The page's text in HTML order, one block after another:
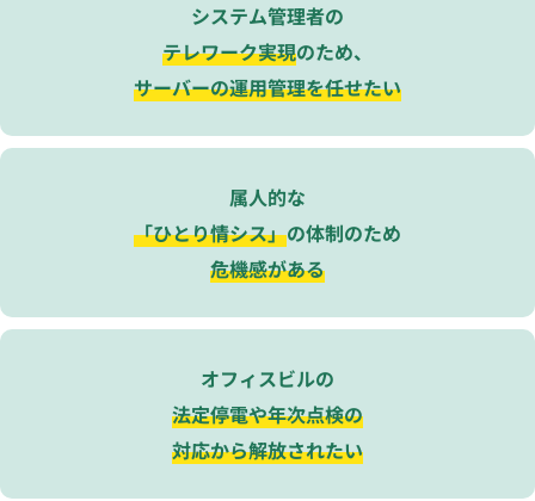
システム管理者の
テレワーク実現のため、
サーバーの運用管理を任せたい
属人的な
「ひとり情シス」の体制のため
危機感がある
オフィスビルの
法定停電や年次点検の
対応から解放されたい